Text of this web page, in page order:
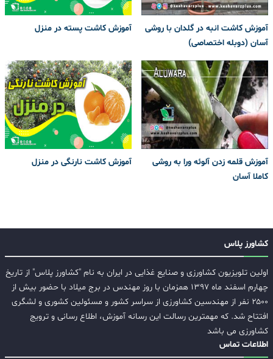
آموزش کاشت انبه در گلدان با روشی
آسان (دوبله اختصاصی)
آموزش کاشت پسته در منزل
آموزش قلمه زدن آلوئه ورا به روشی
کاملا آسان
آموزش کاشت نارنگی در منزل
کشاورز پلاس
اولین تلویزیون کشاورزی و صنایع غذایی در ایران به نام "کشاورز پلاس" از تاریخ
چهارم اسفند ماه ۱۳۹۷ همزمان با روز مهندس در برج میلاد با حضور بیش از
۲۵۰۰ نفر از مهندسین کشاورزی از سراسر کشور و مسئولین کشوری و لشگری
افتتاح شد. که مهمترین رسالت این رسانه آموزش، اطلاع رسانی و ترویج
کشاورزی می باشد
اطلاعات تماس